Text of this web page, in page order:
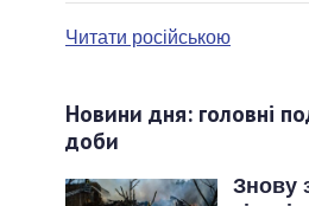
ПОРІВНЯННЯ
Читати російською
Новини дня: головні
доби
Знову